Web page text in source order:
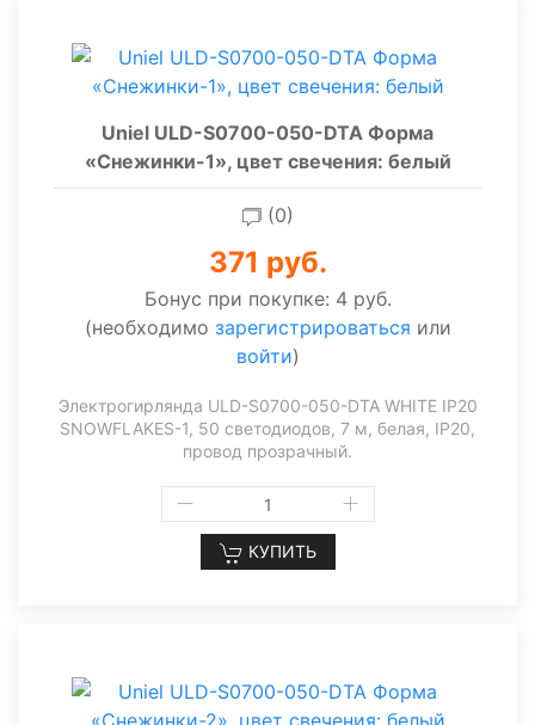
Uniel ULD-S0700-050-DTA Форма
«Снежинки-1», цвет свечения: белый
(0)
371 руб.
Бонус при покупке: 4 руб.
(необходимо зарегистрироваться или
войти)
Электрогирлянда ULD-S0700-050-DTA WHITE IP20
SNOWFLAKES-1, 50 светодиодов, 7 м, белая, IP20,
провод прозрачный.
КУПИТЬ